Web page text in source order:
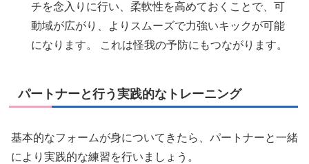
チを念入りに行い、柔軟性を高めておくことで、可
動域が広がり、よりスムーズで力強いキックが可能
になります。 これは怪我の予防にもつながります。
パートナーと行う実践的なトレーニング
基本的なフォームが身についてきたら、パートナーと一緒
により実践的な練習を行いましょう。